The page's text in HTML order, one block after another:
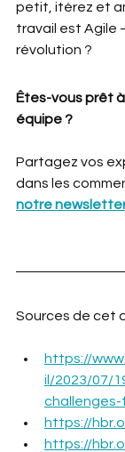
petit, itérez et
travail est Agile
révolution ?
Êtes-vous prêt
équipe ?
Partagez vos
dans les
notre
Sources de cet
https://
il/2023/07/
https://
https://